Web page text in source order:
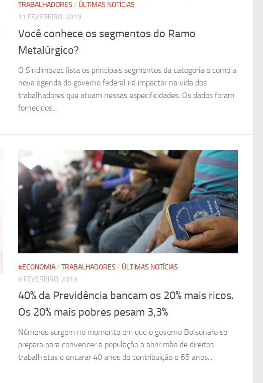
TRABALHADORES / ÚLTIMAS NOTÍCIAS
11 FEVEREIRO, 2019
Você conhece os segmentos do Ramo
Metalúrgico?
O Sindimovec lista os principais segmentos da categoria e como a
nova agenda do governo federal irá impactar na vida dos
trabalhadores que atuam nessas especificidades. Os dados foram
fornecidos...
#ECONOMIA/ TRABALHADORES / ÚLTIMAS NOTÍCIAS
8 FEVEREIRO, 2019
40% da Previdência bancam os 20% mais ricos.
Os 20% mais pobres pesam 3,3%
Números surgem no momento em que o governo Bolsonaro se
prepara para convencer a população a abrir mão de direitos
trabalhistas e encarar 40 anos de contribuição e 65 anos...